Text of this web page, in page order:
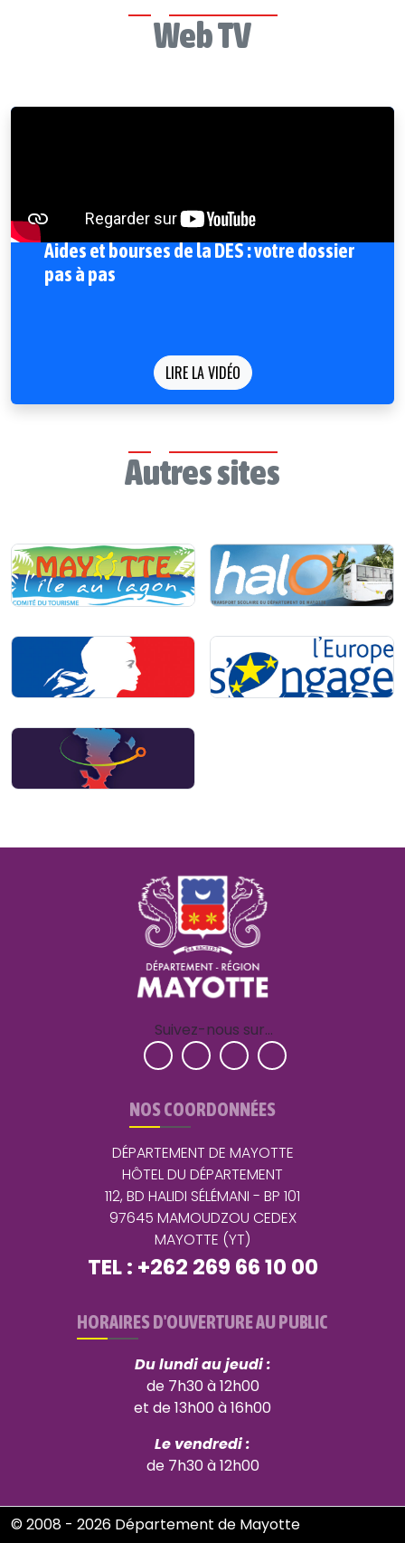
Web TV
Aides et bourses de la DES : votre dossier
pas à pas
LIRE LA VIDÉO
Autres sites
Suivez-nous sur…
NOS COORDONNÉES
DÉPARTEMENT DE MAYOTTE
HÔTEL DU DÉPARTEMENT
112, BD HALIDI SÉLÉMANI - BP 101
97645 MAMOUDZOU CEDEX
MAYOTTE (YT)
TEL : +262 269 66 10 00
HORAIRES D'OUVERTURE AU PUBLIC
Du lundi au jeudi :
de 7h30 à 12h00
et de 13h00 à 16h00
Le vendredi :
de 7h30 à 12h00
© 2008 - 2026 Département de Mayotte